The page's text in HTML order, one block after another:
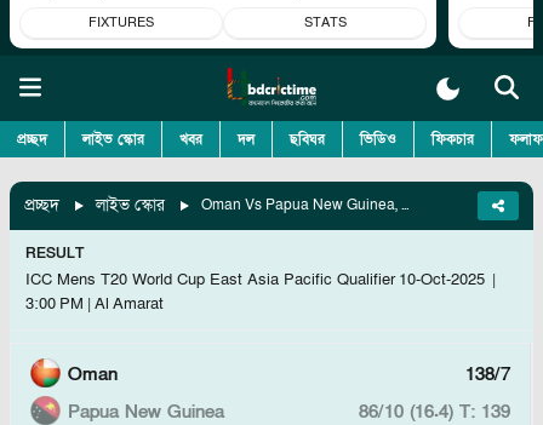
FIXTURES STATS
প্রচ্ছদ লাইভ স্কোর খবর দল ছবিঘর ভিডিও ফিকচার
প্রচ্ছদ লাইভ স্কোর Oman Vs Papua New Guinea, 9th Match
RESULT
ICC Mens T20 World Cup East Asia Pacific Qualifier 10-Oct-2025 |
3:00 PM | Al Amarat
Oman
138/7
Papua New Guinea
86/10 (16.4) T: 139